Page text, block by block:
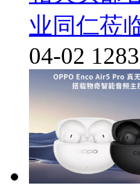
业同仁莅
04-02